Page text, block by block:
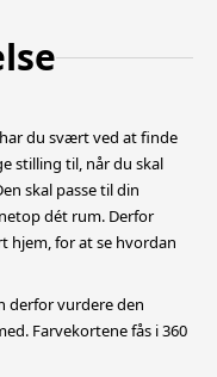
du svært ved at finde
stilling til, når du skal
skal passe til din
dét rum. Derfor
hjem, for at se hvordan
derfor vurdere den
Farvekortene fås i 360